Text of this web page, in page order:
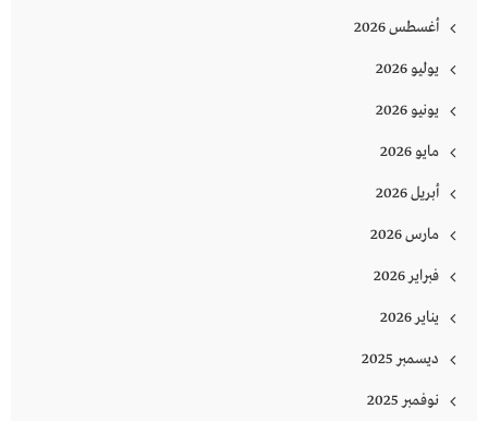
أغسطس 2026
يوليو 2026
يونيو 2026
مايو 2026
أبريل 2026
مارس 2026
فبراير 2026
يناير 2026
ديسمبر 2025
نوفمبر 2025